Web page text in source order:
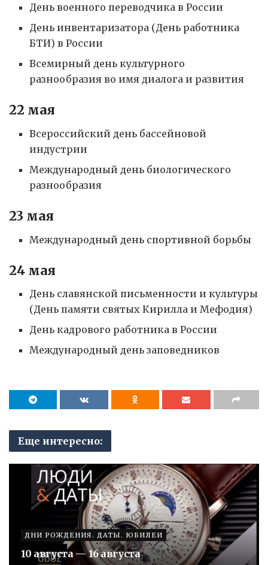
День военного переводчика в России
День инвентаризатора (День работника
БТИ) в России
Всемирный день культурного
разнообразия во имя диалога и развития
22 мая
Всероссийский день бассейновой
индустрии
Международный день биологического
разнообразия
23 мая
Международный день спортивной борьбы
24 мая
День славянской письменности и культуры
(День памяти святых Кирилла и Мефодия)
День кадрового работника в России
Международный день заповедников
Еще интересно:
ДНИ РОЖДЕНИЯ. ДАТЫ. ЮБИЛЕИ
10 августа — 16 августа